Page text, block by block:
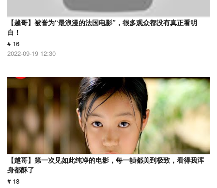
【越哥】被誉为“最浪漫的法国电影”，很多观众都没有真正看明
白！
# 16
2022-09-19 12:30
【越哥】第一次见如此纯净的电影，每一帧都美到极致，看得我浑
身都酥了
# 18